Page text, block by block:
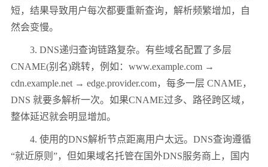
短，结果导致用户每次都要重新查询，解析频繁增加，自
然会变慢。
3. DNS递归查询链路复杂。有些域名配置了多层
CNAME(别名)跳转，例如：www.example.com →
cdn.example.net → edge.provider.com，每多一层 CNAME，
DNS 就要多解析一次。如果CNAME过多、路径跨区域，
整体延迟就会明显增加。
4. 使用的DNS解析节点距离用户太远。DNS查询遵循
“就近原则”，但如果域名托管在国外DNS服务商上，国内